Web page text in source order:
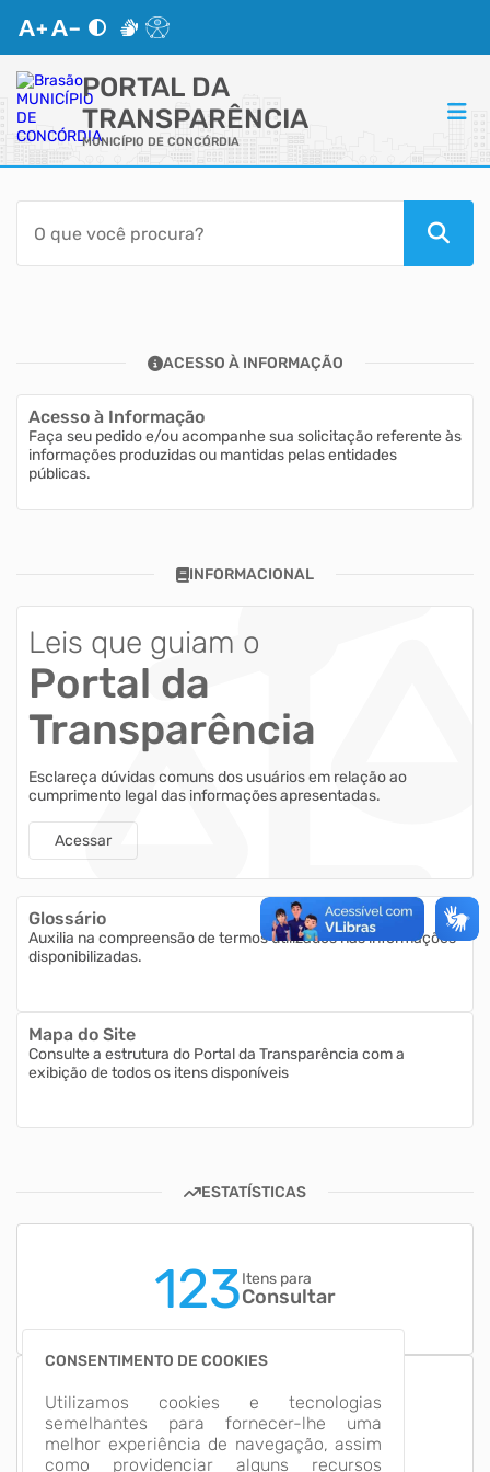
PORTAL DA
TRANSPARÊNCIA
MUNICÍPIO DE CONCÓRDIA
ACESSO RÁPIDO
Acessibilidade
Autoatendimento
Mapa do Site
CONSENTIMENTO DE COOKIES
Utilizamos cookies e tecnologias
semelhantes para fornecer-lhe uma
melhor experiência de navegação, assim
como providenciar alguns recursos
ACESSO À INFORMAÇÃO
Acesso à Informação
Faça seu pedido e/ou acompanhe sua solicitação referente às
informações produzidas ou mantidas pelas entidades
públicas.
INFORMACIONAL
Leis que guiam o
Portal da
Transparência
Esclareça dúvidas comuns dos usuários em relação ao
cumprimento legal das informações apresentadas.
Acessar
Glossário
Auxilia na compreensão de termos utilizados nas informações
disponibilizadas.
Mapa do Site
Consulte a estrutura do Portal da Transparência com a
exibição de todos os itens disponíveis
ESTATÍSTICAS
123Itens para
Consultar
11Grupos de
Informação